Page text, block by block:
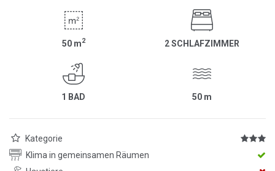
50 m2 2 SCHLAFZIMMER
1 BAD 50 m
Kategorie
Klima in gemeinsamen Räumen